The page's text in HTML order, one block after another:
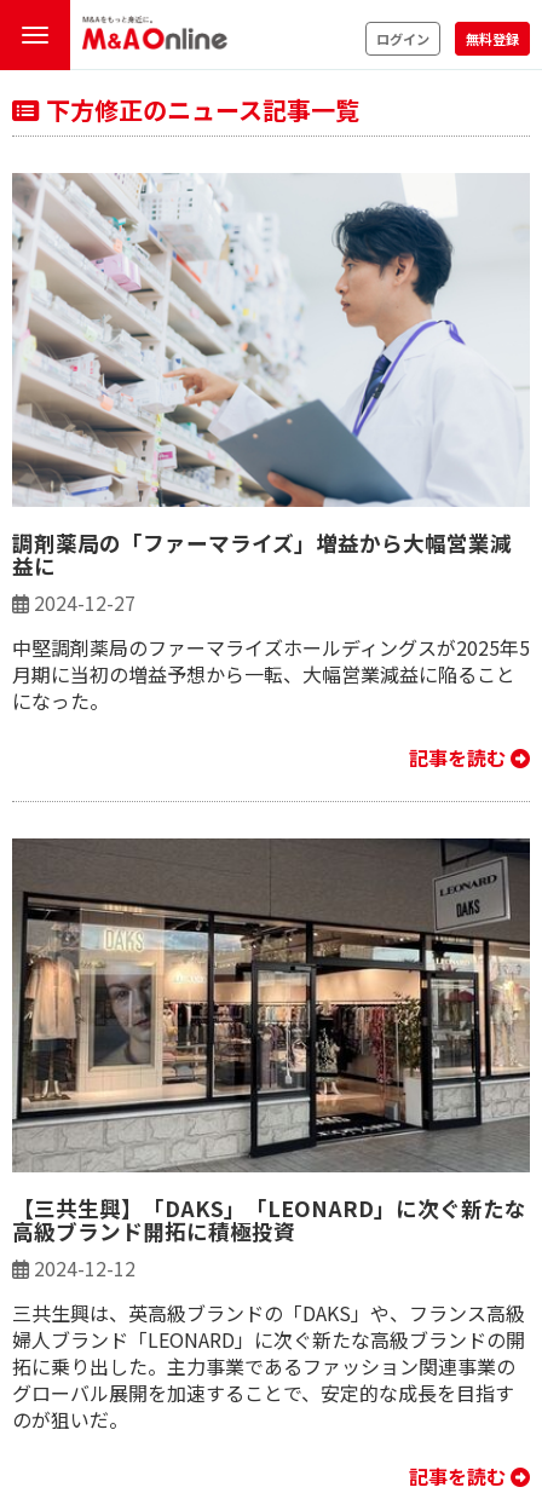
ログイン 無料登録
下方修正のニュース記事一覧
調剤薬局の「ファーマライズ」増益から大幅営業減
益に
2024-12-27
中堅調剤薬局のファーマライズホールディングスが2025年5
月期に当初の増益予想から一転、大幅営業減益に陥ること
になった。
記事を読む
【三共生興】「DAKS」「LEONARD」に次ぐ新たな
高級ブランド開拓に積極投資
2024-12-12
三共生興は、英高級ブランドの「DAKS」や、フランス高級
婦人ブランド「LEONARD」に次ぐ新たな高級ブランドの開
拓に乗り出した。主力事業であるファッション関連事業の
グローバル展開を加速することで、安定的な成長を目指す
のが狙いだ。
記事を読む